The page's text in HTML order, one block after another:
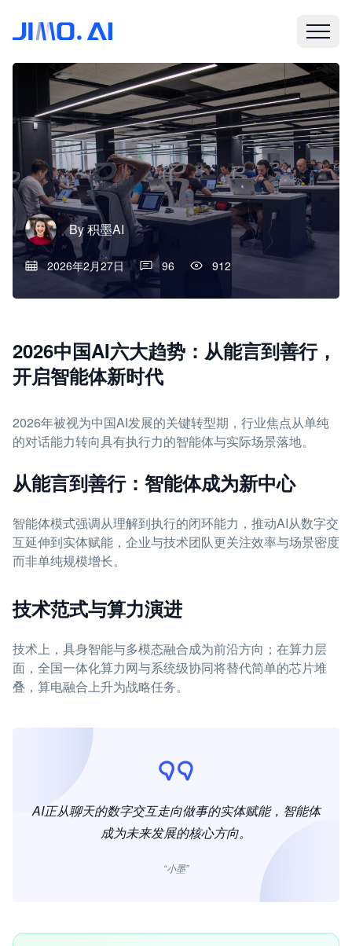
By积墨AI
2026年2月27日 96 912
2026中国AI六大趋势：从能言到善行，
开启智能体新时代
2026年被视为中国AI发展的关键转型期，行业焦点从单纯
的对话能力转向具有执行力的智能体与实际场景落地。
从能言到善行：智能体成为新中心
智能体模式强调从理解到执行的闭环能力，推动AI从数字交
互延伸到实体赋能，企业与技术团队更关注效率与场景密度
而非单纯规模增长。
技术范式与算力演进
技术上，具身智能与多模态融合成为前沿方向；在算力层
面，全国一体化算力网与系统级协同将替代简单的芯片堆
叠，算电融合上升为战略任务。
AI正从聊天的数字交互走向做事的实体赋能，智能体
成为未来发展的核心方向。
“小墨”